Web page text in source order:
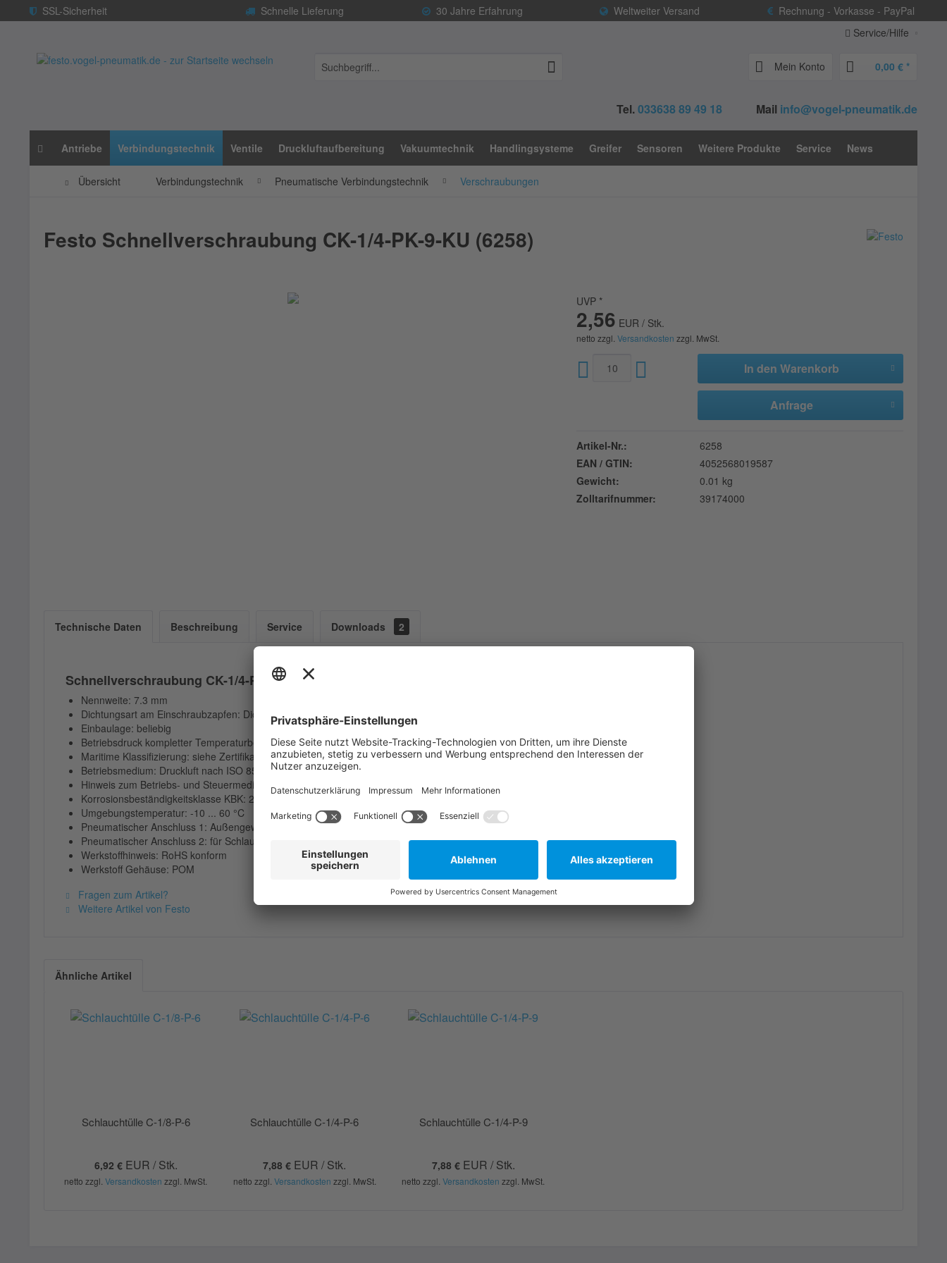
SSL-Sicherheit Schnelle Lieferung 30 Jahre Erfahrung Weltweiter Versand
Rechnung - Vorkasse - PayPal
Service/Hilfe
Tel.033638 89 49 18 Mail info@vogel-pneumatik.de
Mein Konto 0,00 € *
Antriebe Verbindungstechnik Ventile Druckluftaufbereitung Vakuumtechnik Handlingsysteme Greifer Sensoren Weitere Produkte Service News
Übersicht Verbindungstechnik Pneumatische Verbindungstechnik Verschraubungen
Festo Schnellverschraubung CK-1/4-PK-9-KU (6258)
UVP *
2,56 EUR / Stk.
netto zzgl.Versandkosten zzgl. MwSt.
In den Warenkorb
Anfrage
Artikel-Nr.:
6258
EAN / GTIN:
4052568019587
Gewicht:
0.01 kg
Zolltarifnummer:
39174000
Technische Daten Beschreibung Service Downloads 2
Schnellverschraubung CK-1/4-PK-9-KU
Nennweite: 7.3 mm
Dichtungsart am Einschraubzapfen: Dichtkante
Einbaulage: beliebig
Betriebsdruck kompletter Temperaturbereich: 0 ... 10 bar
Maritime Klassifizierung: siehe Zertifikat
Betriebsmedium: Druckluft nach ISO 8573-1:2010 [7:-:-] ... Wasser gemäß Herstellererklärung unter www.festo.com
Hinweis zum Betriebs- und Steuermedium: Geölter Betrieb möglich
Korrosionsbeständigkeitsklasse KBK: 2 - mäßige Korrosionsbeanspruchung
Umgebungstemperatur: -10 ... 60 °C
Pneumatischer Anschluss 1: Außengewinde G1/4
Pneumatischer Anschluss 2: für Schlauch Innendurchmesser 9 mm
Werkstoffhinweis: RoHS konform
Werkstoff Gehäuse: POM
Fragen zum Artikel?
Weitere Artikel von Festo
Ähnliche Artikel
Schlauchtülle C-1/8-P-6
6,92 € EUR / Stk.
netto zzgl.Versandkosten zzgl. MwSt.
Schlauchtülle C-1/4-P-6
7,88 € EUR / Stk.
netto zzgl. Versandkosten zzgl. MwSt.
Schlauchtülle C-1/4-P-9
7,88 € EUR / Stk.
netto zzgl.Versandkosten zzgl. MwSt.